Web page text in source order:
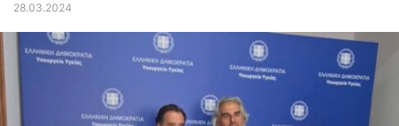
28.03.2024